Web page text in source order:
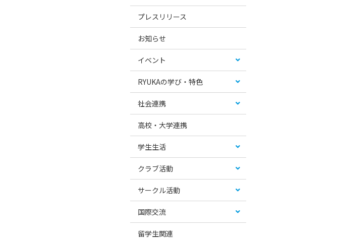
イ
ビ
シ
お
め
テ
カ
リ
ス
プレスリリース
お知らせ
イベント
RYUKAの学び・特色
社会連携
高校・大学連携
学生生活
クラブ活動
サークル活動
国際交流
留学生関連